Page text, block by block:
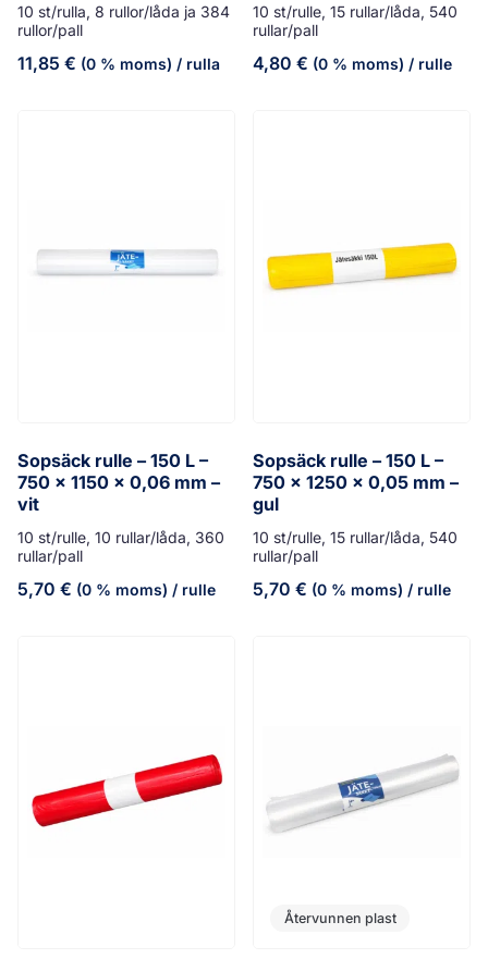
10 st/rulla, 8 rullor/låda ja 384
rullor/pall
11,85 € (0 % moms) / rulla
10 st/rulle, 15 rullar/låda, 540
rullar/pall
4,80 € (0 % moms) / rulle
Sopsäck rulle – 150 L –
750 x 1150 x 0,06 mm –
vit
10 st/rulle, 10 rullar/låda, 360
rullar/pall
5,70 € (0 % moms) / rulle
Sopsäck rulle – 150 L –
750 x 1250 x 0,05 mm –
gul
10 st/rulle, 15 rullar/låda, 540
rullar/pall
5,70 € (0 % moms) / rulle
Återvunnen plast